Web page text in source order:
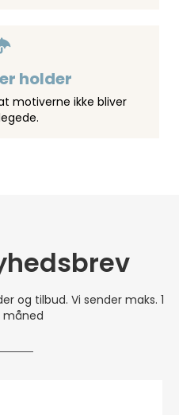
holder
motiverne ikke bliver
og tilbud. Vi sender maks. 1
måned